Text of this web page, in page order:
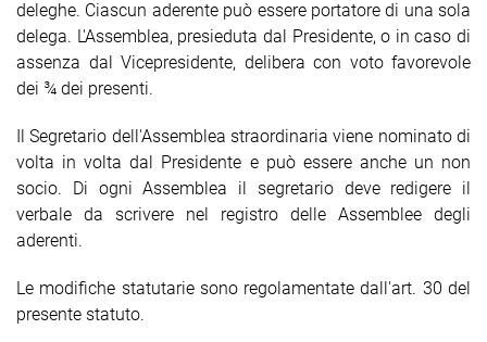
deleghe. Ciascun aderente può essere portatore di una sola
delega. L'Assemblea, presieduta dal Presidente, o in caso di
assenza dal Vicepresidente, delibera con voto favorevole
dei ¾ dei presenti.
Il Segretario dell'Assemblea straordinaria viene nominato di
volta in volta dal Presidente e può essere anche un non
socio. Di ogni Assemblea il segretario deve redigere il
verbale da scrivere nel registro delle Assemblee degli
aderenti.
Le modifiche statutarie sono regolamentatedall'art. 30 del
presente statuto.